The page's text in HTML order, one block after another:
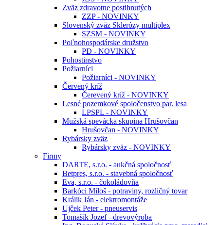
Zväz zdravotne postihnutých
ZZP - NOVINKY
Slovenský zväz Sklerózy multiplex
SZSM - NOVINKY
Poľnohospodárske družstvo
PD - NOVINKY
Pohostinstvo
Požiarníci
Požiarníci - NOVINKY
Červený kríž
Čerevený kríž - NOVINKY
Lesné pozemkové spoločenstvo par. lesa
LPSPL - NOVINKY
Mužská spevácka skupina Hrušovčan
Hrušovčan - NOVINKY
Rybársky zväz
Rybársky zväz - NOVINKY
Firmy
DARTE, s.r.o. - aukčná spoločnosť
Betpres, s.r.o. - stavebná spoločnosť
Eva, s.r.o. - čokoládovňa
Barkóci Miloš - potraviny, rozličný tovar
Králik Ján - elektromontáže
Ujček Peter - pneuservis
Tomašík Jozef - drevovýroba